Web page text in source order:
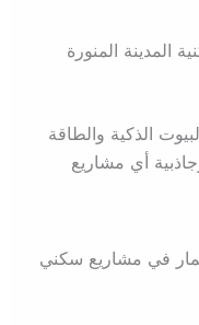
المدينة المنورة
الذكية والطاقة
أي مشاريع
في مشاريع سكني